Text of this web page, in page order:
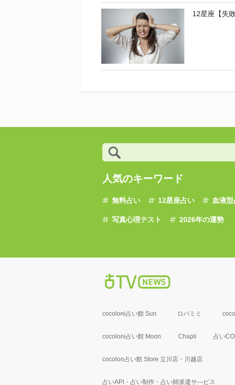
12星座【失
人気のキーワード
無料占い 12星座占い 血液
写真心理テスト 2026年の運勢
cocoloni占い館 Sun ロバミミ
cocoloni占い館 Moon Chapli 占い
cocolon占い館 Store 立川店・川越店
占いAPI・占い制作・占い師派遣サ―ビス